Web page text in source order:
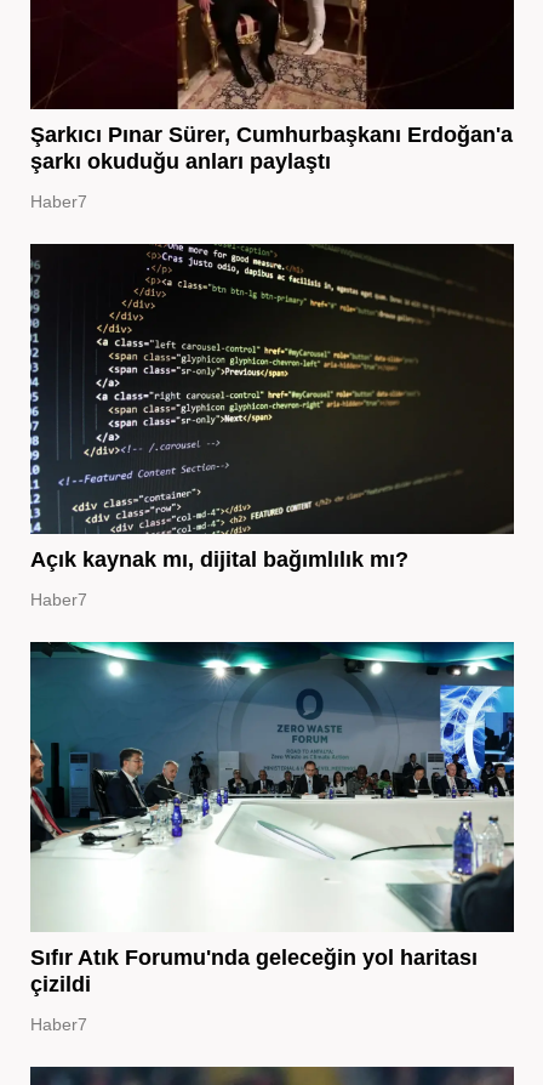
Şarkıcı Pınar Sürer, Cumhurbaşkanı Erdoğan'a
şarkı okuduğu anları paylaştı
Haber7
Açık kaynak mı, dijital bağımlılık mı?
Haber7
Sıfır Atık Forumu'nda geleceğin yol haritası
çizildi
Haber7